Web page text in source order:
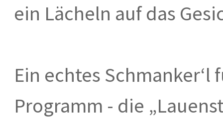
ein Lächeln auf das
Ein echtes Schmanker‘l
Programm - die